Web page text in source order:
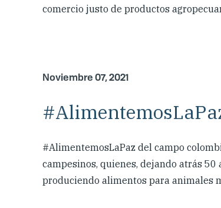
comercio justo de productos
Noviembre 07, 2021
#AlimentemosLaPaz del campo
campesinos, quienes, dejando atrás
produciendo alimentos para animales